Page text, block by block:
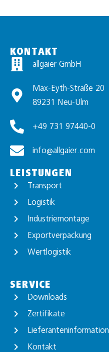
KONTAKT
allgaier GmbH
Max-Eyth-Straße 20
89231 Neu-Ulm
+49 731 97440-0
info@allgaier.com
LEISTUNGEN
Transport
Logistik
Industriemontage
Exportverpackung
Wertlogistik
SERVICE
Downloads
Zertifikate
Lieferanteninformation
Kontakt